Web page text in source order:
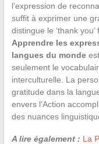
l’expression de
suffit à exprimer une
distingue le ‘thank
Apprendre les
langues du mondeest
seulement le
interculturelle. La
gratitude dans la
envers l’Action
des nuances
A lire également : La